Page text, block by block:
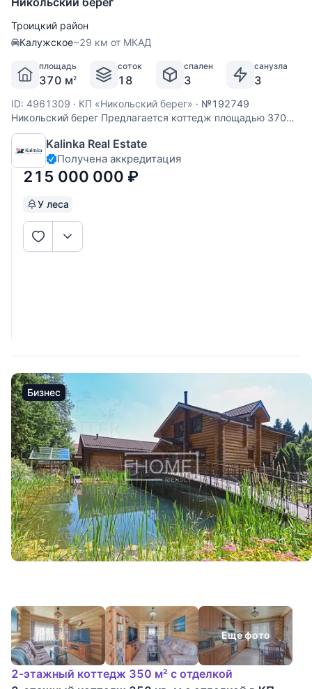
Троицкий район
Калужское~29 км от МКАД
площадь
370 м2
соток
18
спален
3
санузла
3
ID: 4961309 · КП «Никольский берег» · №192749
Никольский берег Предлагается коттедж площадью 370
кв. м на участке 18 соток в охраняемом поселке
Никольский берег. Дом деревянный - финский клееный
брус, в идеальном состоянии. В планировке
предусмотрены 3 спальни, кабинет, 3 санузла,
Kalinka Real Estate
Получена аккредитация
215 000 000 ₽
У леса
Бизнес
Еще фото
2-этажный коттедж 350 м² с отделкой